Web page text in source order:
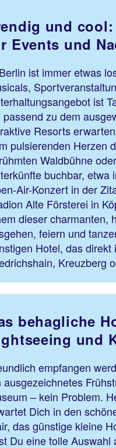
und
Events und
ist immer etwas
ist
passend zu dem
Resorts
pulsierenden Herzen
Waldbühne
buchbar, etwa
Air-Konzert in der
Alte Försterei in
dieser charmanten,
feiern und
Hotel, das
Kreuzberg
behagliche
und
empfangen
ausgezeichnetes
– kein Problem.
Dich in den
das günstige kleine
Du eine tolle